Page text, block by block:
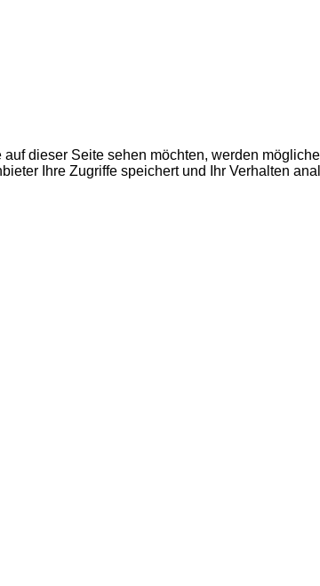
dieser Seite sehen möchten, werden
Ihre Zugriffe speichert und Ihr Verhalten